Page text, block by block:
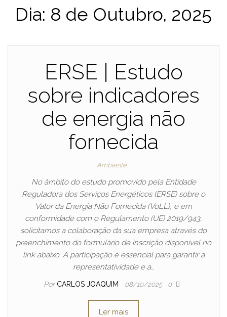
Dia: 8 de Outubro, 2025
ERSE | Estudo
sobre indicadores
de energia não
fornecida
Ambiente
No âmbito do estudo promovido pela Entidade
Reguladora dos Serviços Energéticos (ERSE) sobre o
Valor da Energia Não Fornecida (VoLL), e em
conformidade com o Regulamento (UE) 2019/943,
solicitamos a colaboração da sua empresa através do
preenchimento do formulário de inscrição disponível no
link abaixo. A participação é essencial para garantir a
representatividade e a…
Por CARLOS JOAQUIM 08/10/2025 0
Ler mais